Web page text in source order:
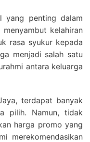
yang penting dalam
kelahiran
rasa syukur kepada
menjadi salah satu
antara keluarga
terdapat banyak
pilih. Namun, tidak
harga promo yang
merekomendasikan